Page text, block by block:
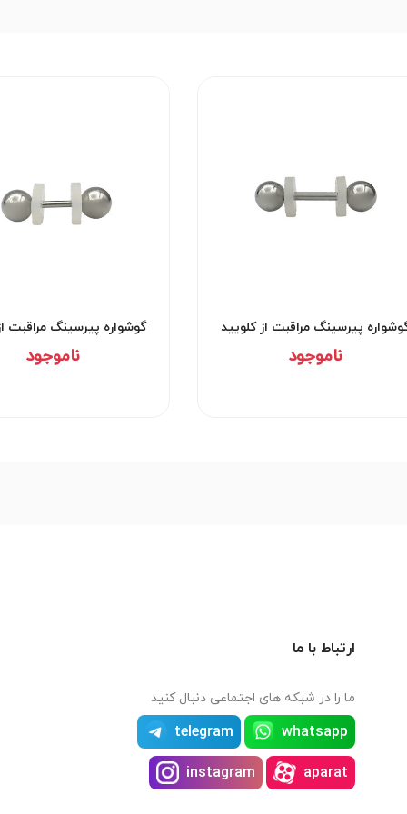
پیرسینگ مراقبت از کلویید
کد۲۹۵۲
ناموجود
گوشواره پیرسینگ مراقبت
ناموجود
ارتباط با ما
ما را در شبکه های اجتماعی دنبال کنید
whatsapp
telegram
aparat
instagram